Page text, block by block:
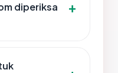
diperiksa